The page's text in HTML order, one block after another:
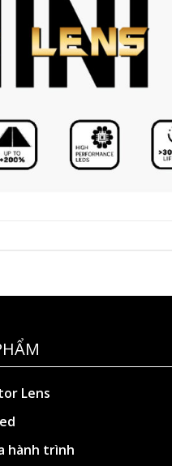
Lens
hành trình